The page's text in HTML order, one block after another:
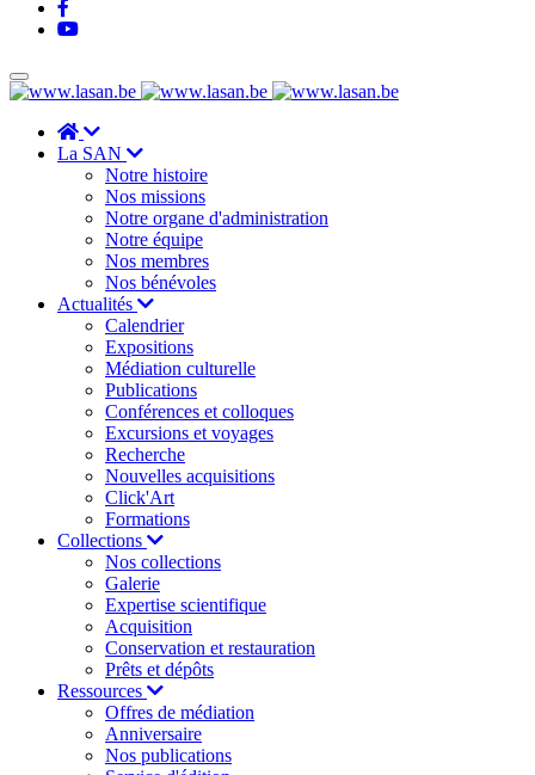
La SAN
Notre histoire
Nos missions
Notre organe d'administration
Notre équipe
Nos membres
Nos bénévoles
Actualités
Calendrier
Expositions
Médiation culturelle
Publications
Conférences et colloques
Excursions et voyages
Recherche
Nouvelles acquisitions
Click'Art
Formations
Collections
Nos collections
Galerie
Expertise scientifique
Acquisition
Conservation et restauration
Prêts et dépôts
Ressources
Offres de médiation
Anniversaire
Nos publications